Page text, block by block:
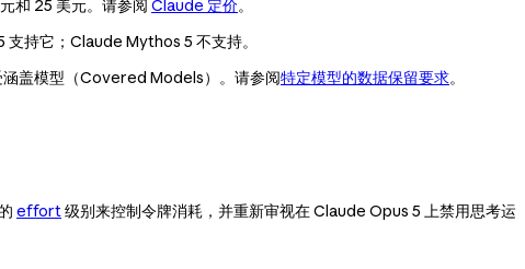
和 25 美元。请参阅 Claude 定价。
持它；Claude Mythos 5 不支持。
涵盖模型（Covered Models）。请参阅特定模型的数据保留要求。
effort级别来控制令牌消耗，并重新审视在 Claude Opus 5 上禁用思考运